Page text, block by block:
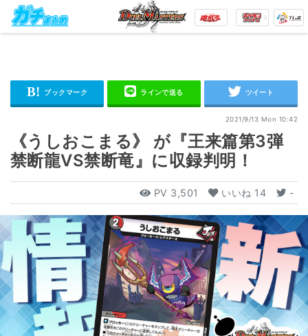
2021/9/13 Mon 10:42
《うしおこまる》 が『王来篇第3弾
禁断龍VS禁断竜』に収録判明！
PV 3,501 いいね 14 -